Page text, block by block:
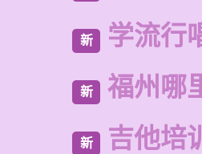
新 学流行
新 福州哪
新 吉他培